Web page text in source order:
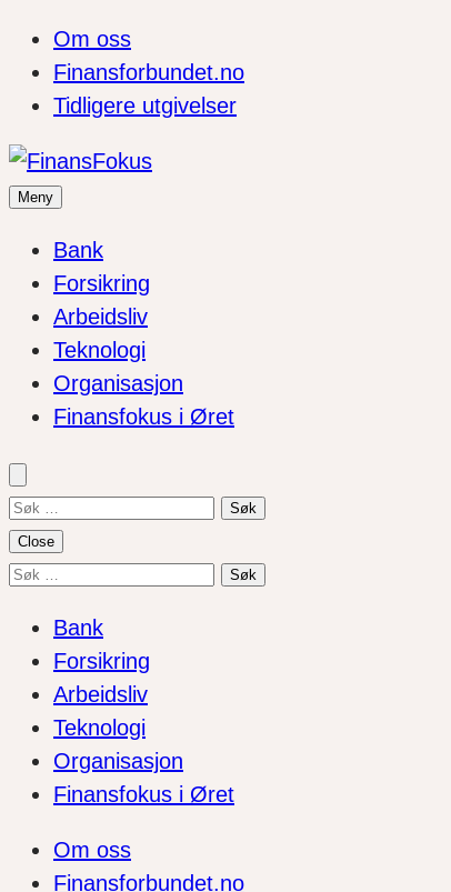
Om oss
Finansforbundet.no
Tidligere utgivelser
Meny
Bank
Forsikring
Arbeidsliv
Teknologi
Organisasjon
Finansfokus i Øret
Søk
etter:
Close
Søk
Bank
Forsikring
Arbeidsliv
Teknologi
Organisasjon
Finansfokus i Øret
Om oss
Finansforbundet.no